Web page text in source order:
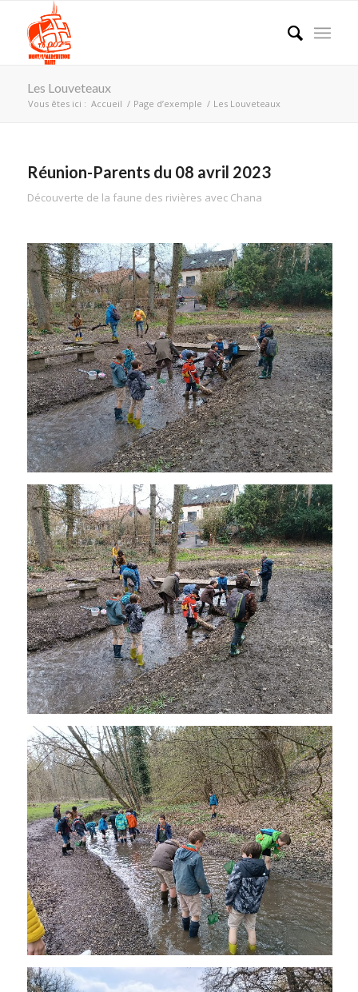
Les Louveteaux
Vous êtes ici : Accueil / Page d’exemple / Les Louveteaux
Réunion-Parents du 08 avril 2023
Découverte de la faune des rivières avec Chana